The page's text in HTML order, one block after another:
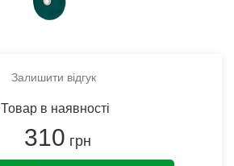
Залишити відгук
Товар в наявності
310 грн